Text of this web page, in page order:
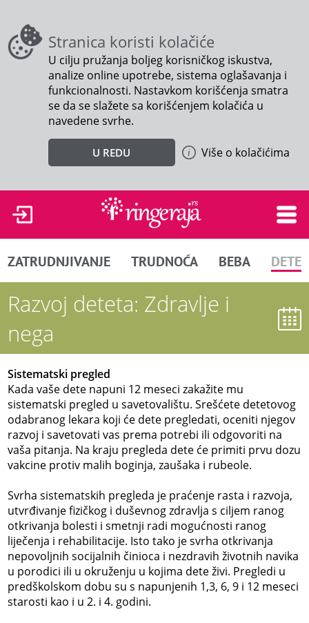
Stranica koristi kolačiće
U cilju pružanja boljeg korisničkog iskustva,
analize online upotrebe, sistema oglašavanja i
funkcionalnosti. Nastavkom korišćenja smatra
se da se slažete sa korišćenjem kolačića u
navedene svrhe.
U REDU Više o kolačićima
ZATRUDNJIVANJE TRUDNOĆA BEBA DETE
Razvoj deteta: Zdravlje i
nega
Sistematski pregled
Kada vaše dete napuni 12 meseci zakažite mu
sistematski pregled u savetovalištu. Srešćete detetovog
odabranog lekara koji će dete pregledati, oceniti njegov
razvoj i savetovati vas prema potrebi ili odgovoriti na
vaša pitanja. Na kraju pregleda dete će primiti prvu dozu
vakcine protiv malih boginja, zaušaka i rubeole.
Svrha sistematskih pregleda je praćenje rasta i razvoja,
utvrđivanje fizičkog i duševnog zdravlja s ciljem ranog
otkrivanja bolesti i smetnji radi mogućnosti ranog
liječenja i rehabilitacije. Isto tako je svrha otkrivanja
nepovoljnih socijalnih činioca i nezdravih životnih navika
u porodici ili u okruženju u kojima dete živi. Pregledi u
predškolskom dobu su s napunjenih 1,3, 6, 9 i 12 meseci
starosti kao i u 2. i 4. godini.